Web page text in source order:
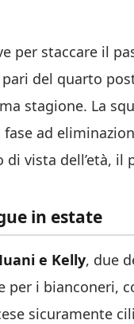
per staccare il
del quarto
stagione. La
ad
vista dell’età, il
in estate
e Kelly, due
i bianconeri,
sicuramente